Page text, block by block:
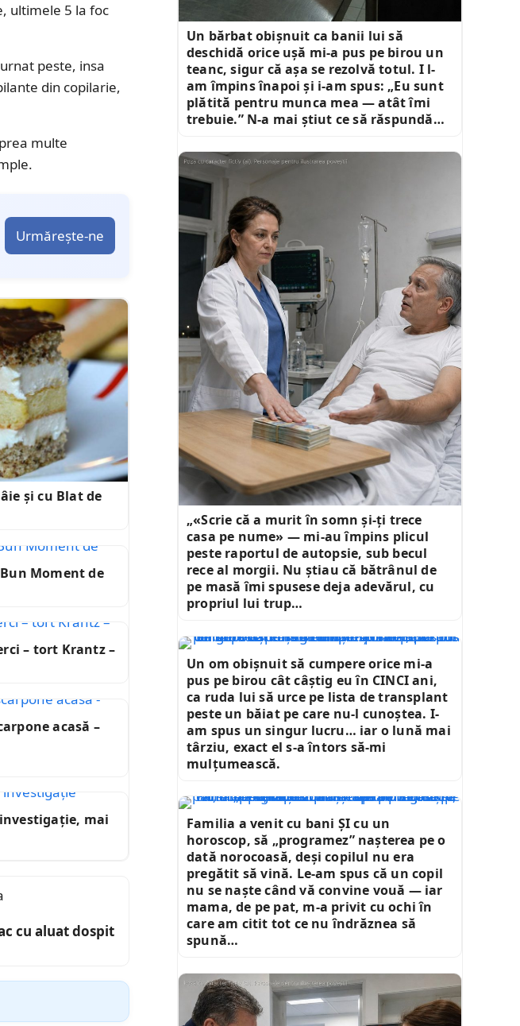
ultimele 5 la foc
peste, insa
din copilarie,
multe
Urmărește-ne
și cu Blat de
Moment de
– tort Krantz –
acasă –
mai
cu aluat dospit
Un bărbat obișnuit ca banii lui să
deschidă orice ușă mi-a pus pe birou un
teanc, sigur că așa se rezolvă totul. I l-
am împins înapoi și i-am spus: „Eu sunt
plătită pentru munca mea — atât îmi
trebuie.” N-a mai știut ce să răspundă…
„«Scrie că a murit în somn și-ți trece
casa pe nume» — mi-au împins plicul
peste raportul de autopsie, sub becul
rece al morgii. Nu știau că bătrânul de
pe masă îmi spusese deja adevărul, cu
propriul lui trup…
Un om obișnuit să cumpere orice mi-a
pus pe birou cât câștig eu în CINCI ani,
ca ruda lui să urce pe lista de transplant
peste un băiat pe care nu-l cunoștea. I-
am spus un singur lucru… iar o lună mai
târziu, exact el s-a întors să-mi
mulțumească.
Familia a venit cu bani ȘI cu un
horoscop, să „programez” nașterea pe o
dată norocoasă, deși copilul nu era
pregătit să vină. Le-am spus că un copil
nu se naște când vă convine vouă — iar
mama, de pe pat, m-a privit cu ochi în
care am citit tot ce nu îndrăznea să
spună…